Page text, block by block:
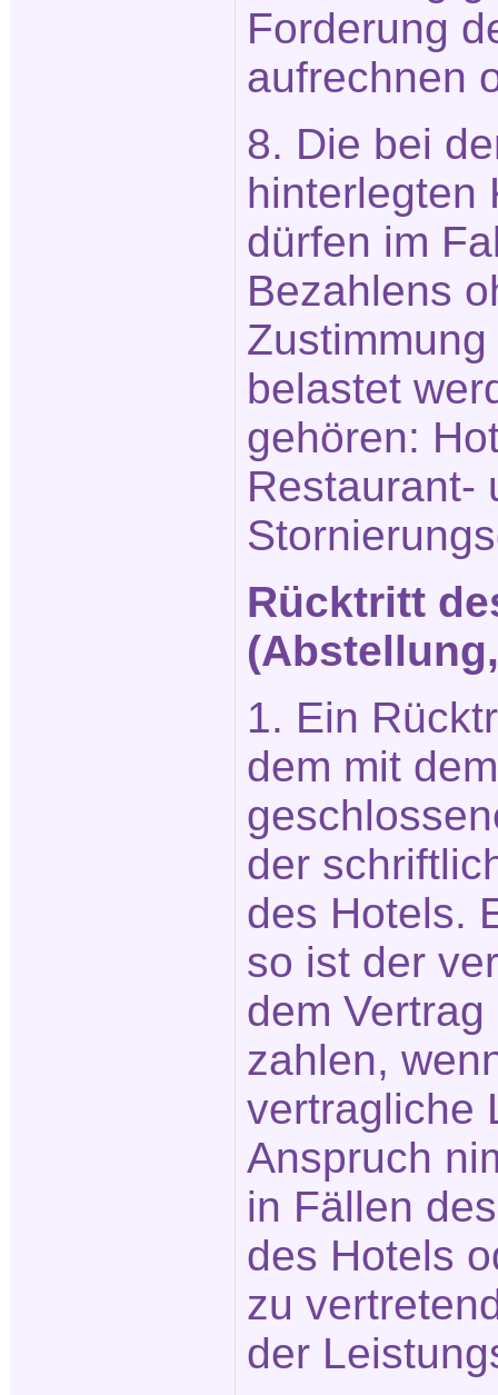
Forderung
aufrechnen
8. Die bei
hinterlegten
dürfen im
Bezahlens
belastet
gehören:
Restaurant-
Rücktritt
1. Ein
dem mit
der
des Hotels.
so ist der
dem
zahlen,
vertragliche
Anspruch
in Fällen
des Hotels
zu
der